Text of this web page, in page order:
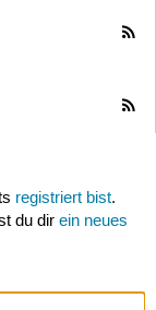
registriert bist.
du dir ein neues